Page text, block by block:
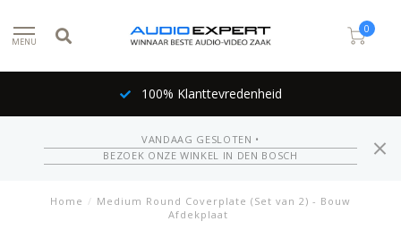
MENU
0
100% Klanttevredenheid
VANDAAG GESLOTEN •
BEZOEK ONZE WINKEL IN DEN BOSCH
Home / Medium Round Coverplate (Set van 2) - Bouw
Afdekplaat